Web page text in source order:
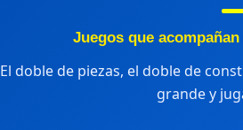
Juegos que
El doble de piezas, el doble de
grande y